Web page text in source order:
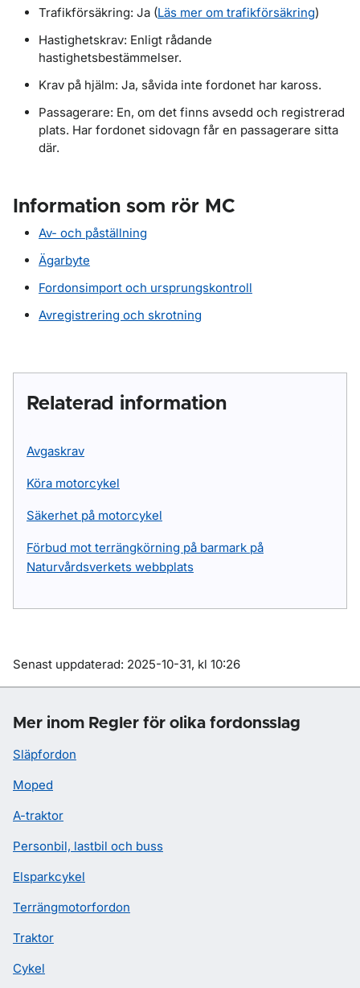
Trafikförsäkring: Ja (Läs mer om trafikförsäkring)
Hastighetskrav: Enligt rådande
hastighetsbestämmelser.
Krav på hjälm: Ja, såvida inte fordonet har kaross.
Passagerare: En, om det finns avsedd och registrerad
plats. Har fordonet sidovagn får en passagerare sitta
där.
Information som rör MC
Av- och påställning
Ägarbyte
Fordonsimport och ursprungskontroll
Avregistrering och skrotning
Relaterad information
Avgaskrav
Köra motorcykel
Säkerhet på motorcykel
Förbud mot terrängkörning på barmark på
Naturvårdsverkets webbplats
Om sidan
Senast uppdaterad: 2025-10-31, kl 10:26
Mer inom Regler för olika fordonsslag
Släpfordon
Moped
A-traktor
Personbil, lastbil och buss
Elsparkcykel
Terrängmotorfordon
Traktor
Cykel